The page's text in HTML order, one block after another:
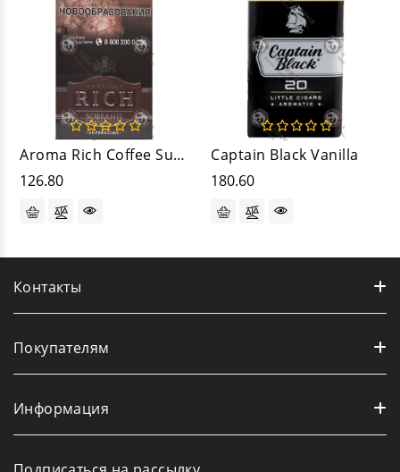
Aroma Rich Coffee SuperSlim Coast
126.80
Captain Black Vanilla
180.60
Контакты
Покупателям
Информация